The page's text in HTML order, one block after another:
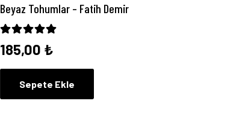
Beyaz Tohumlar – Fatih Demir
185,00 ₺
Sepete Ekle